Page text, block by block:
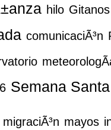
hilo Gitanos
comunicaciÃ³n
Semana Santa
migraciÃ³n mayos